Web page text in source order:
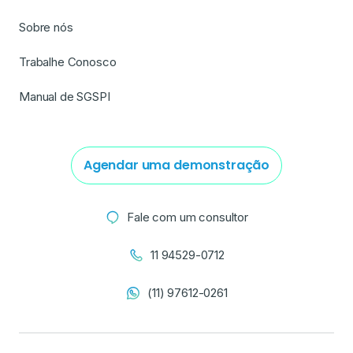
Sobre nós
Trabalhe Conosco
Manual de SGSPI
Agendar uma demonstração
Fale com um consultor
11 94529-0712
(11) 97612-0261